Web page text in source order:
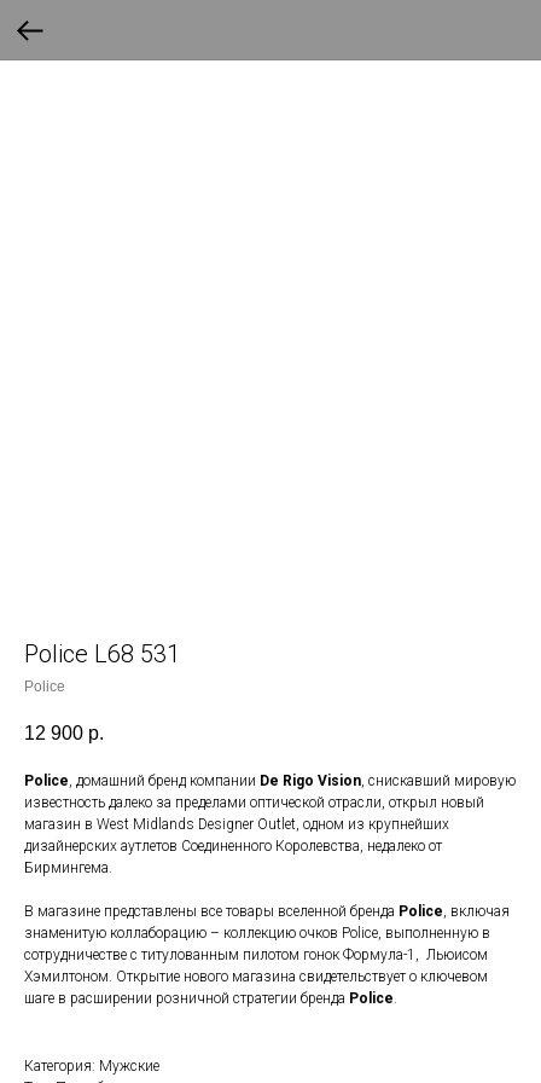
Police L68 531
Police
12 900 р.
Police, домашний бренд компании De Rigo Vision, снискавший мировую
известность далеко за пределами оптической отрасли, открыл новый
магазин в West Midlands Designer Outlet, одном из крупнейших
дизайнерских аутлетов Соединенного Королевства, недалеко от
Бирмингема.
В магазине представлены все товары вселенной бренда Police, включая
знаменитую коллаборацию – коллекцию очков Police, выполненную в
сотрудничестве с титулованным пилотом гонок Формула-1, Льюисом
Хэмилтоном. Открытие нового магазина свидетельствует о ключевом
шаге в расширении розничной стратегии бренда Police.
Категория: Мужские